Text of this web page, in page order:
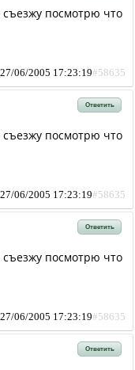
съезжу посмотрю что
27/06/2005 17:23:19#58635
Ответить
съезжу посмотрю что
27/06/2005 17:23:19#58635
Ответить
съезжу посмотрю что
27/06/2005 17:23:19#58635
Ответить